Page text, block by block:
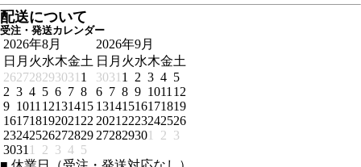
配送について
受注・発送カレンダー
2026年8月
日 月 火水木金土
262728293031 1
2 3 4 5 6 7 8
9 1011 12131415
161718192021 22
23242526272829
3031 1 2 3 4 5
2026年9月
日 月 火水木金土
3031 1 2 3 4 5
6 7 8 9 1011 12
13141516171819
2021 2223242526
272829301 2 3